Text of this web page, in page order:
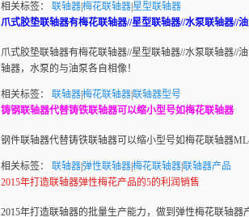
相关标签： 联轴器|梅花联轴器|星型联轴器
爪式胶垫联轴器有梅花联轴器//星型联轴器//水泵联轴器//
爪式胶垫联轴器有梅花联轴器//星型联轴器//水泵联轴器//
轴器，水泵的与油泵各自相像！
相关标签： 联轴器|梅花联轴器|联轴器型号
铸钢联轴器代替铸铁联轴器可以缩小型号如梅花联轴器
钢件联轴器代替铸铁联轴器可以缩小型号如梅花联轴器
相关标签： 联轴器|弹性联轴器|梅花联轴器|联轴器产品
2015年打造联轴器弹性梅花产品的5的利润销售
2015年打造联轴器的批量生产能力，做到弹性梅花联轴器